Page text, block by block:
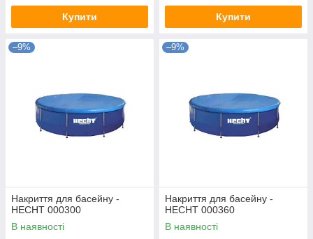
Купити Купити
–9%
Накриття для басейну -
HECHT 000300
В наявності
–9%
Накриття для басейну -
HECHT 000360
В наявності